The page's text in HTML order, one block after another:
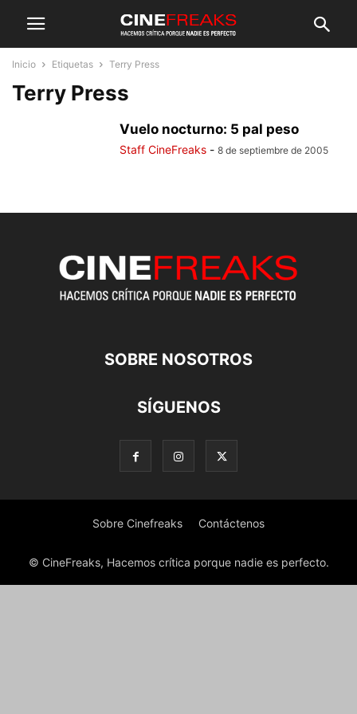
Inicio Etiquetas Terry Press
Terry Press
Vuelo nocturno: 5 pal peso
Staff CineFreaks - 8 de septiembre de 2005
SOBRE NOSOTROS
SÍGUENOS
Sobre Cinefreaks Contáctenos
© CineFreaks, Hacemos crítica porque nadie es perfecto.